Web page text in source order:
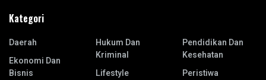
Kategori
Daerah
Ekonomi Dan
Bisnis
Hukum Dan
Kriminal
Lifestyle
Pendidikan Dan
Kesehatan
Peristiwa